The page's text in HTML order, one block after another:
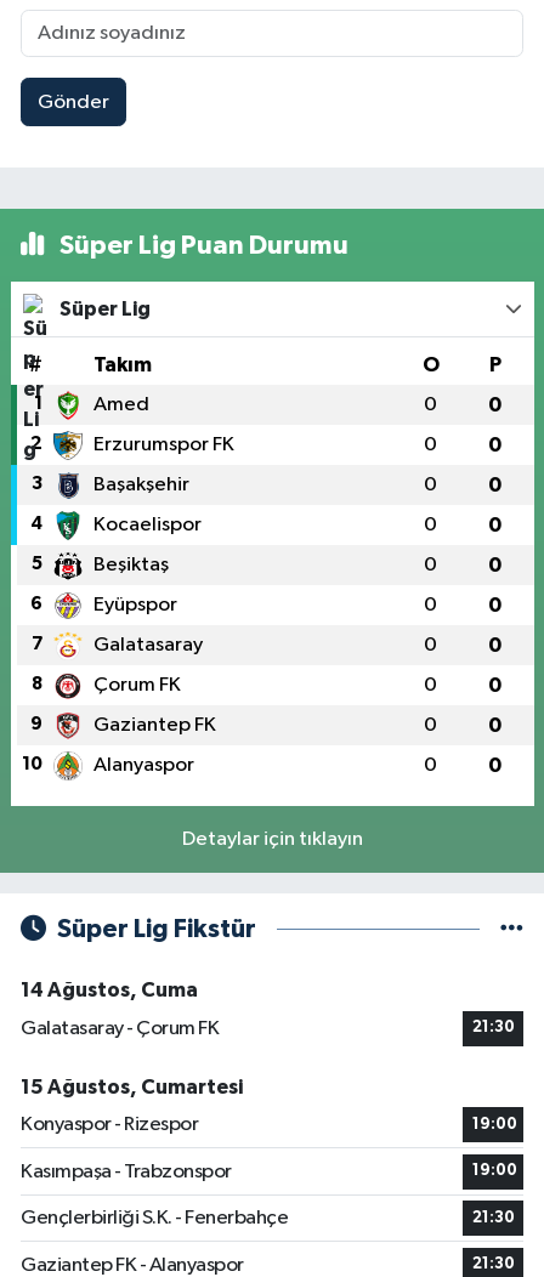
Gönder
Süper Lig Puan Durumu
Süper Lig
# Takım O P
1 Amed 0 0
2 Erzurumspor FK 0 0
3 Başakşehir 0 0
4 Kocaelispor 0 0
5 Beşiktaş 0 0
6 Eyüpspor 0 0
7 Galatasaray 0 0
8 Çorum FK 0 0
9 Gaziantep FK 0 0
10 Alanyaspor 0 0
Detaylar için tıklayın
Süper Lig Fikstür
14 Ağustos, Cuma
Galatasaray - Çorum FK
21:30
15 Ağustos, Cumartesi
Konyaspor - Rizespor
19:00
Kasımpaşa - Trabzonspor 19:00
Gençlerbirliği S.K. - Fenerbahçe 21:30
Gaziantep FK - Alanyaspor 21:30